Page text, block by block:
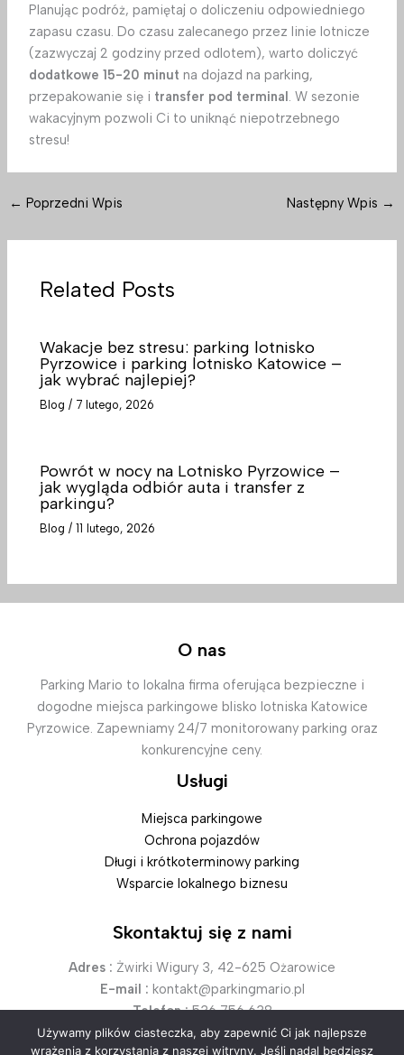
Planując podróż, pamiętaj o doliczeniu odpowiedniego
zapasu czasu. Do czasu zalecanego przez linie lotnicze
(zazwyczaj 2 godziny przed odlotem), warto doliczyć
dodatkowe 15-20 minut na dojazd na parking,
przepakowanie się i transfer pod terminal. W sezonie
wakacyjnym pozwoli Ci to uniknąć niepotrzebnego
stresu!
← Poprzedni Wpis Następny Wpis →
Related Posts
Wakacje bez stresu: parking lotnisko
Pyrzowice i parking lotnisko Katowice –
jak wybrać najlepiej?
Blog / 7 lutego, 2026
Powrót w nocy na Lotnisko Pyrzowice –
jak wygląda odbiór auta i transfer z
parkingu?
Blog /11 lutego, 2026
O nas
Parking Mario to lokalna firma oferująca bezpieczne i
dogodne miejsca parkingowe blisko lotniska Katowice
Pyrzowice. Zapewniamy 24/7 monitorowany parking oraz
konkurencyjne ceny.
Usługi
Miejsca parkingowe
Ochrona pojazdów
Długi i krótkoterminowy parking
Wsparcie lokalnego biznesu
Skontaktuj się z nami
Adres : Żwirki Wigury 3, 42-625 Ożarowice
E-mail : kontakt@parkingmario.pl
Telefon :536 756 638
Używamy plików ciasteczka, aby zapewnić Ci jak najlepsze
wrażenia z korzystania z naszej witryny. Jeśli nadal będziesz